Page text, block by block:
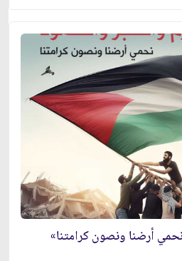
أرضنا ونصون كرامتنا»